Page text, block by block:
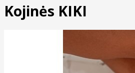
Kojinės KIKI